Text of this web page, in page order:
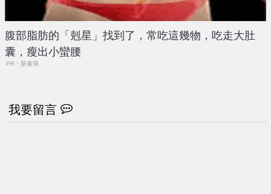
腹部脂肪的「剋星」找到了，常吃這幾物，吃走大肚
囊，瘦出小蠻腰
PR・新素簡
我要留言